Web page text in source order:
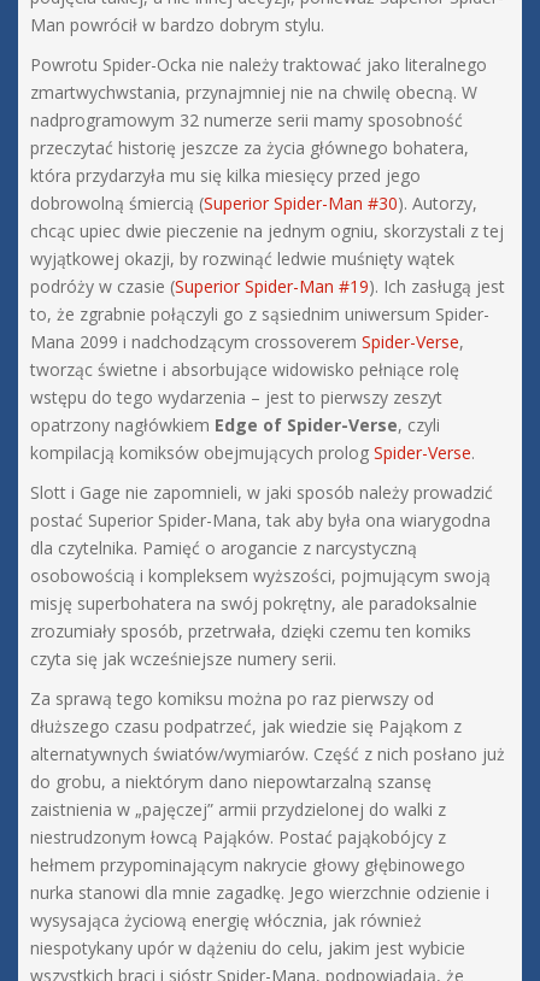
Man powrócił w bardzo dobrym stylu.
Powrotu Spider-Ocka nie należy traktować jako literalnego
zmartwychwstania, przynajmniej nie na chwilę obecną. W
nadprogramowym 32 numerze serii mamy sposobność
przeczytać historię jeszcze za życia głównego bohatera,
która przydarzyła mu się kilka miesięcy przed jego
dobrowolną śmiercią (Superior Spider-Man #30). Autorzy,
chcąc upiec dwie pieczenie na jednym ogniu, skorzystali z tej
wyjątkowej okazji, by rozwinąć ledwie muśnięty wątek
podróży w czasie (Superior Spider-Man #19). Ich zasługą jest
to, że zgrabnie połączyli go z sąsiednim uniwersum Spider-
Mana 2099 i nadchodzącym crossoverem Spider-Verse,
tworząc świetne i absorbujące widowisko pełniące rolę
wstępu do tego wydarzenia – jest to pierwszy zeszyt
opatrzony nagłówkiem Edge of Spider-Verse, czyli
kompilacją komiksów obejmujących prolog Spider-Verse.
Slott i Gage nie zapomnieli, w jaki sposób należy prowadzić
postać Superior Spider-Mana, tak aby była ona wiarygodna
dla czytelnika. Pamięć o arogancie z narcystyczną
osobowością i kompleksem wyższości, pojmującym swoją
misję superbohatera na swój pokrętny, ale paradoksalnie
zrozumiały sposób, przetrwała, dzięki czemu ten komiks
czyta się jak wcześniejsze numery serii.
Za sprawą tego komiksu można po raz pierwszy od
dłuższego czasu podpatrzeć, jak wiedzie się Pająkom z
alternatywnych światów/wymiarów. Część z nich posłano już
do grobu, a niektórym dano niepowtarzalną szansę
zaistnienia w „pajęczej” armii przydzielonej do walki z
niestrudzonym łowcą Pająków. Postać pająkobójcy z
hełmem przypominającym nakrycie głowy głębinowego
nurka stanowi dla mnie zagadkę. Jego wierzchnie odzienie i
wysysająca życiową energię włócznia, jak również
niespotykany upór w dążeniu do celu, jakim jest wybicie
wszystkich braci i sióstr Spider-Mana, podpowiadają, że